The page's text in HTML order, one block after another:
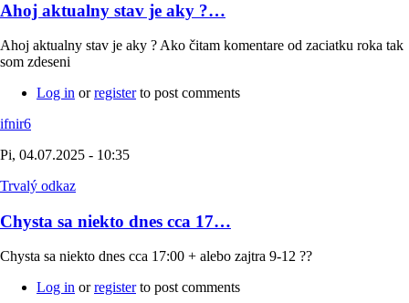
Ahoj aktualny stav je aky ?…
Ahoj aktualny stav je aky ? Ako čitam komentare od zaciatku roka tak
som zdeseni
Log in orregisterto post comments
ifnir6
Pi, 04.07.2025 - 10:35
Trvalý odkaz
Chysta sa niekto dnes cca 17…
Chysta sa niekto dnes cca 17:00 + alebo zajtra 9-12 ??
Log in orregisterto post comments